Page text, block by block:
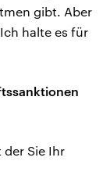
gibt. Aber
halte es für
Sie Ihr